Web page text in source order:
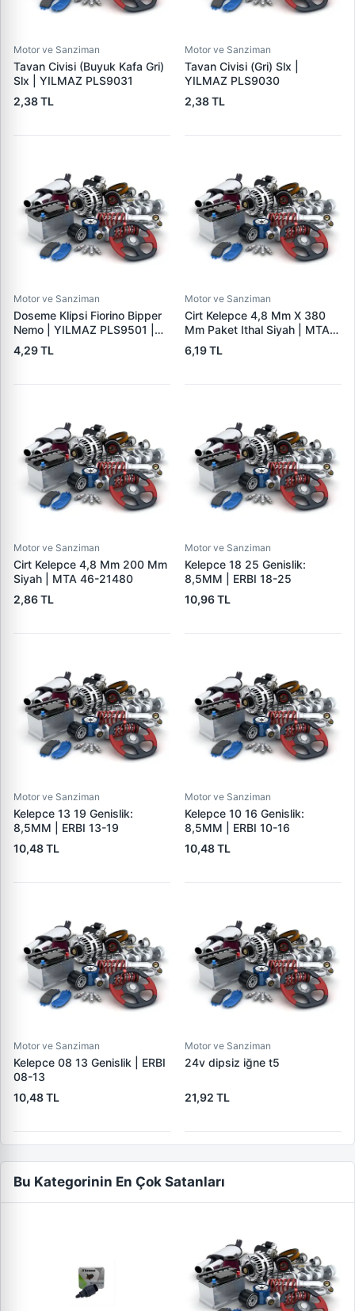
Motor ve Sanziman
Tavan Civisi (Buyuk Kafa Gri)
Slx | YILMAZ PLS9031
2,38 TL
Motor ve Sanziman
Tavan Civisi (Gri) Slx |
YILMAZ PLS9030
2,38 TL
Motor ve Sanziman
Doseme Klipsi Fiorino Bipper
Nemo | YILMAZ PLS9501 |
OEM 46835626
4,29 TL
Motor ve Sanziman
Cirt Kelepce 4,8 Mm X 380
Mm Paket Ithal Siyah | MTA
46-21510
6,19 TL
Motor ve Sanziman
Cirt Kelepce 4,8 Mm 200 Mm
Siyah | MTA 46-21480
2,86 TL
Motor ve Sanziman
Kelepce 18 25 Genislik:
8,5MM | ERBI 18-25
10,96 TL
Motor ve Sanziman
Kelepce 13 19 Genislik:
8,5MM | ERBI 13-19
10,48 TL
Motor ve Sanziman
Kelepce 10 16 Genislik:
8,5MM | ERBI 10-16
10,48 TL
Motor ve Sanziman
Kelepce 08 13 Genislik | ERBI
08-13
10,48 TL
Motor ve Sanziman
24v dipsiz iğne t5
21,92 TL
Bu Kategorinin En Çok Satanları